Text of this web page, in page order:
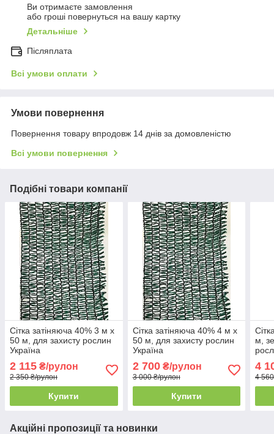
Ви отримаєте замовлення
або гроші повернуться на вашу картку
Детальніше
Післяплата
Всі умови оплати
Умови повернення
Повернення товару впродовж 14 днів за домовленістю
Всі умови повернення
Подібні товари компанії
Сітка затіняюча 40% 3 м х
50 м, для захисту рослин
Україна
2 115 ₴/рулон
2 350 ₴/рулон
Купити
Сітка затіняюча 40% 4 м х
50 м, для захисту рослин
Україна
2 700₴/рулон
3 000 ₴/рулон
Купити
м,
4
4
Акційні пропозиції та новинки